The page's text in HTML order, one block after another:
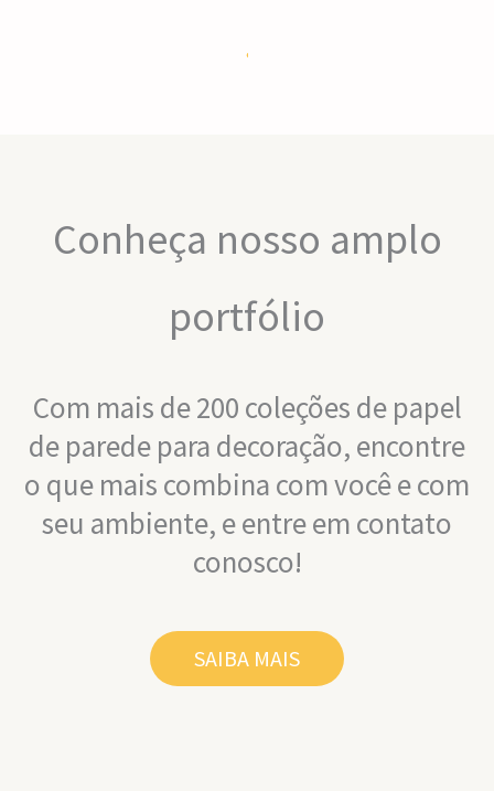
Conheça nosso amplo
portfólio
Com mais de 200 coleções de papel
de parede para decoração, encontre
o que mais combina com você e com
seu ambiente, e entre em contato
conosco!
SAIBA MAIS